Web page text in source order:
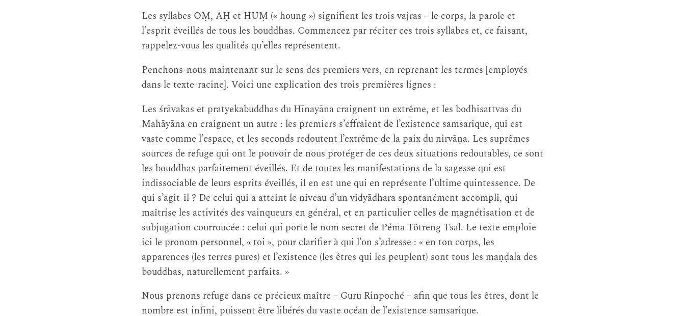
Les syllabes OṂ, ĀḤ et HŪṂ (« houng ») signifient les trois vajras – le corps, la parole et
l’esprit éveillés de tous les bouddhas. Commencez par réciter ces trois syllabes et, ce faisant,
rappelez-vous les qualités qu’elles représentent.
Penchons-nous maintenant sur le sens des premiers vers, en reprenant les termes [employés
dans le texte-racine]. Voici une explication des trois premières lignes :
Les śrāvakas et pratyekabuddhas du Hīnayāna craignent un extrême, et les bodhisattvas du
Mahāyāna en craignent un autre : les premiers s’effraient de l’existence samsarique, qui est
vaste comme l’espace, et les seconds redoutent l’extrême de la paix du nirvāṇa. Les suprêmes
sources de refuge qui ont le pouvoir de nous protéger de ces deux situations redoutables, ce sont
les bouddhas parfaitement éveillés. Et de toutes les manifestations de la sagesse qui est
indissociable de leurs esprits éveillés, il en est une qui en représente l’ultime quintessence. De
qui s’agit-il ? De celui qui a atteint le niveau d’un vidyādhara spontanément accompli, qui
maîtrise les activités des vainqueurs en général, et en particulier celles de magnétisation et de
subjugation courroucée : celui qui porte le nom secret de Péma Tötreng Tsal. Le texte emploie
ici le pronom personnel, « toi », pour clarifier à qui l’on s’adresse : « en ton corps, les
apparences (les terres pures) et l’existence (les êtres qui les peuplent) sont tous les maṇḍala des
bouddhas, naturellement parfaits. »
Nous prenons refuge dans ce précieux maître – Guru Rinpoché – afin que tous les êtres, dont le
nombre est infini, puissent être libérés du vaste océan de l’existence samsarique.